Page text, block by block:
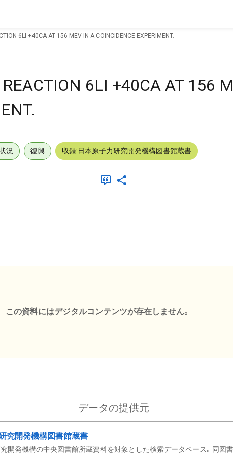
6LI +40CA AT 156 MEV IN A COINCIDENCE EXPERIMENT.
6LI +40CA AT 156
況 復興 収録:日本原子力研究開発機構図書館蔵書
この資料にはデジタルコンテンツが存在しません。
データの提供元
究開発機構図書館蔵書
開発機構の中央図書館所蔵資料を対象とした検索データベース。同図